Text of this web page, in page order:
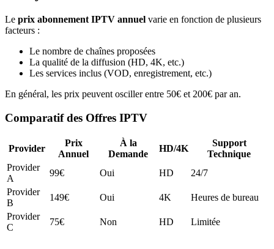
Le prix abonnement IPTV annuel varie en fonction de plusieurs
facteurs :
Le nombre de chaînes proposées
La qualité de la diffusion (HD, 4K, etc.)
Les services inclus (VOD, enregistrement, etc.)
En général, les prix peuvent osciller entre 50€ et 200€ par an.
Comparatif des Offres IPTV
Provider
Prix
Annuel
À la
Demande
HD/4K
Support
Technique
Provider
A
99€ Oui HD
24/7
Provider
B
149€ Oui 4K
Heures de bureau
Provider
C
75€ Non HD Limitée